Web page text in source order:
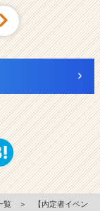
覧 ＞
【内定者イベン